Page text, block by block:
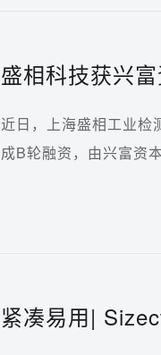
盛相科技获兴
器视觉硬件创新
近日，上海盛相工业检
成B轮融资，由兴富资
紧凑易用|